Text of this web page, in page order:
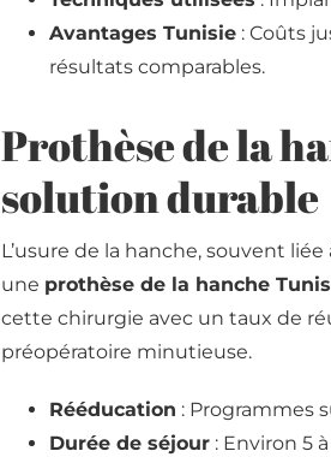
Avantages Tunisie : Coûts
résultats comparables.
Prothèse de la
solution durable
L’usure de la hanche, souvent
une prothèse de la hanche
cette chirurgie avec un taux de
préopératoire minutieuse.
Rééducation : Programmes
Durée de séjour : Environ 5